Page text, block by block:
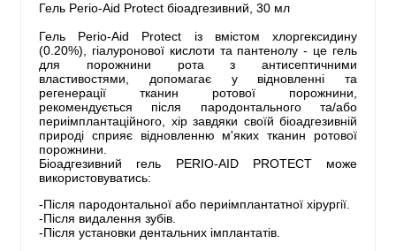
Гель Perio-Aid Protect біоадгезивний, 30 мл
Гель Perio-Aid Protect із вмістом хлоргексидину
(0.20%), гіалуронової кислоти та пантенолу - це гель
для порожнини рота з антисептичними
властивостями, допомагає у відновленні та
регенерації тканин ротової порожнини,
рекомендується після пародонтального та/або
периімплантаційного, хір завдяки своїй біоадгезивній
природі сприяє відновленню м'яких тканин ротової
порожнини.
Біоадгезивний гель PERIO-AID PROTECT може
використовуватись:
-Після пародонтальної або периімплантатної хірургії.
-Після видалення зубів.
-Після установки дентальних імплантатів.